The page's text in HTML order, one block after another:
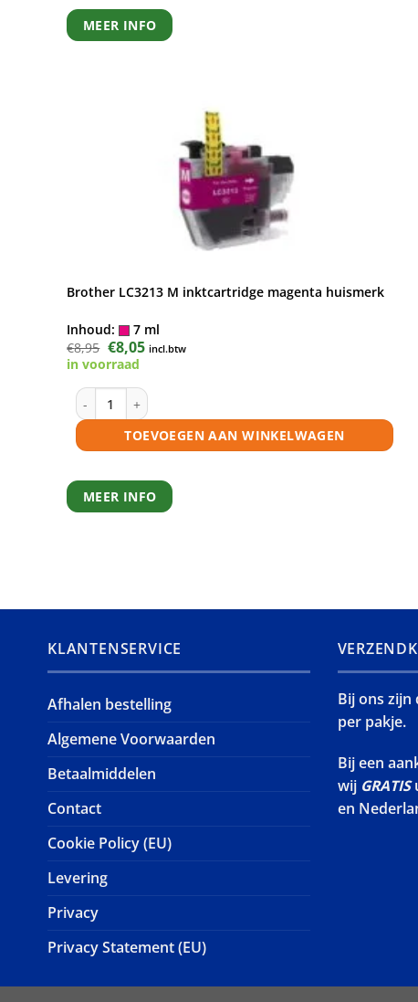
MEER INFO
Brother LC3213 M inktcartridge magenta huismerk
Inhoud:
7 ml
€8,95 Oorspronkelijke
prijs
was:
€8,95.
€8,05Huidige
prijs
incl.btw
in voorraad
Brother LC3213 M inktcartridge magenta huismerk aantal
TOEVOEGEN AAN WINKELWAGEN
MEER INFO
KLANTENSERVICE
Afhalen bestelling
Algemene Voorwaarden
Betaalmiddelen
Contact
Cookie Policy (EU)
Levering
Privacy
Privacy Statement (EU)
Bij ons zijn
per pakje.
Bij een
wij GRATIS
en